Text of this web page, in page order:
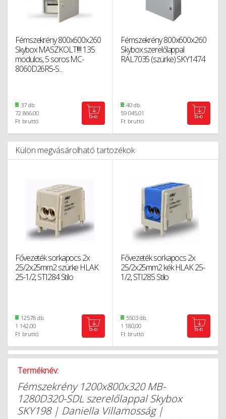
Fémszekrény 800x600x260
Skybox MASZKOLT!!!!! 135
modulos, 5 soros MC-
8060D26R5-S...
37 db.
72 866,00
Ft bruttó
Fémszekrény 800x600x260
Skybox szerelőlappal
RAL7035 (szürke) SKY1474
40 db.
59 045,01
Ft bruttó
Külön megvásárolható tartozékok
Fővezeték sorkapocs 2x
25/2x25mm2 szürke HLAK
25-1/2, STI284 Stilo
12578 db.
1 142,00
Ft bruttó
Fővezeték sorkapocs 2x
25/2x25mm2 kék HLAK 25-
1/2, STI285 Stilo
5503 db.
1 180,00
Ft bruttó
Terméknév:
Fémszekrény 1200x800x320 MB-
1280D320-SDL szerelőlappal Skybox
SKY198 | Daniella Villamosság |